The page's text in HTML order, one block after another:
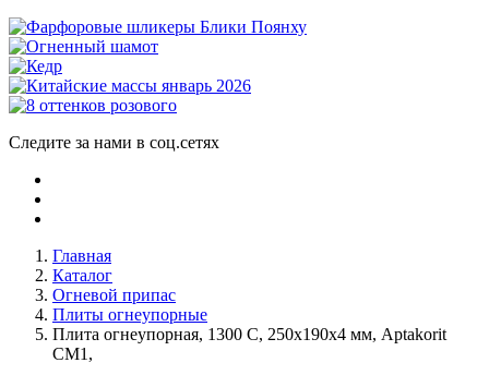
Следите за нами в соц.сетях
Главная
Каталог
Огневой припас
Плиты огнеупорные
Плита огнеупорная, 1300 С, 250х190х4 мм, Aptakorit
CM1,